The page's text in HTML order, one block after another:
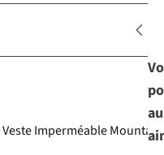
Veste Imperméable Mountain